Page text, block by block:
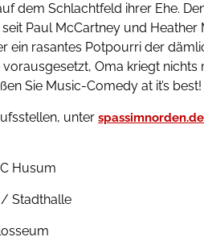
dem Schlachtfeld ihrer Ehe.
Paul McCartney und
ein rasantes Potpourri der
vorausgesetzt, Oma kriegt
Sie Music-Comedy at it’s
unter spassimnorden.de
Husum
/ Stadthalle